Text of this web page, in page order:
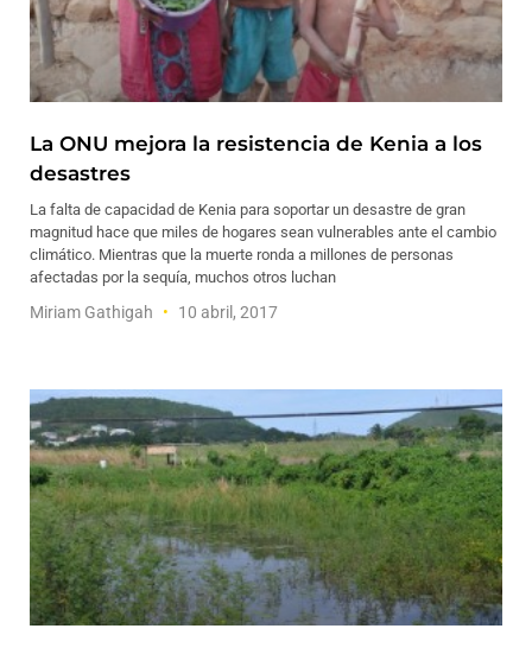
La ONU mejora la resistencia de Kenia a los
desastres
La falta de capacidad de Kenia para soportar un desastre de gran
magnitud hace que miles de hogares sean vulnerables ante el cambio
climático. Mientras que la muerte ronda a millones de personas
afectadas por la sequía, muchos otros luchan
Miriam Gathigah 10 abril, 2017